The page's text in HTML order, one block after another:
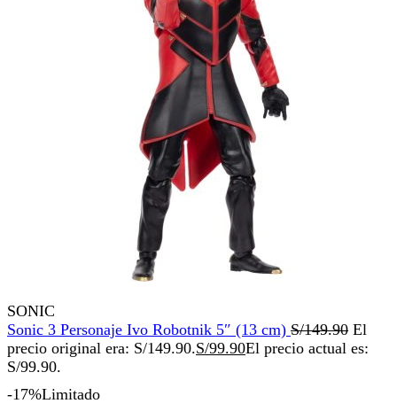
SONIC
Sonic 3 Personaje Ivo Robotnik 5″ (13 cm) S/149.90 El
precio original era: S/149.90.S/99.90El precio actual es:
S/99.90.
-17%Limitado